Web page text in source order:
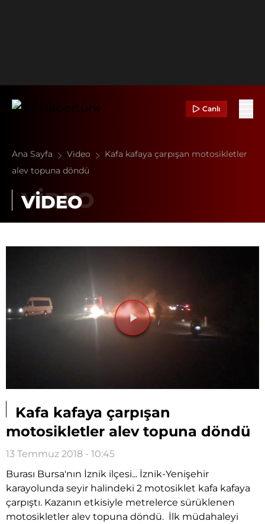
Canlı
Ana Sayfa Video
Kafa kafaya çarpışan motosikletler
alev topuna döndü
VİDEO
Videoyu
Kafa kafaya çarpışan
motosikletler alev topuna döndü
13 Temmuz 2018 - 10:45
Burası Bursa'nın İznik ilçesi... İznik-Yenişehir
karayolunda seyir halindeki 2 motosiklet kafa kafaya
çarpıştı. Kazanın etkisiyle metrelerce sürüklenen
motosikletler alev topuna döndü. İlk müdahaleyi